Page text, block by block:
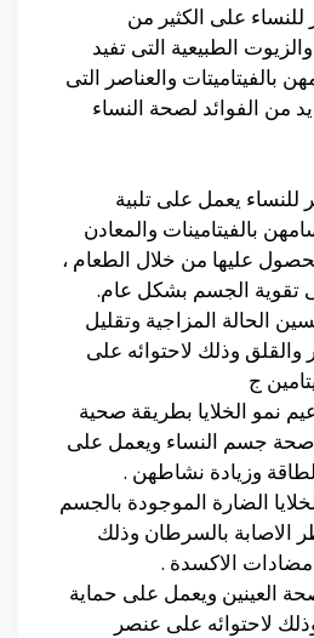
على الكثير من
الطبيعية التى تفيد
بالفيتاميتات والعناصر التى
من الفوائد لصحة النساء
للنساء يعمل على تلبية
بالفيتامينات والمعادن
عليها من خلال الطعام ،
تقوية الجسم بشكل عام.
الحالة المزاجية وتقليل
والقلق وذلك لاحتوائه على
ج
نمو الخلايا بطريقة صحية
جسم النساء ويعمل على
وزيادة نشاطهن .
الضارة الموجودة بالجسم
الاصابة بالسرطان وذلك
مضادات الاكسدة .
العينين ويعمل على حماية
لاحتوائه على عنصر